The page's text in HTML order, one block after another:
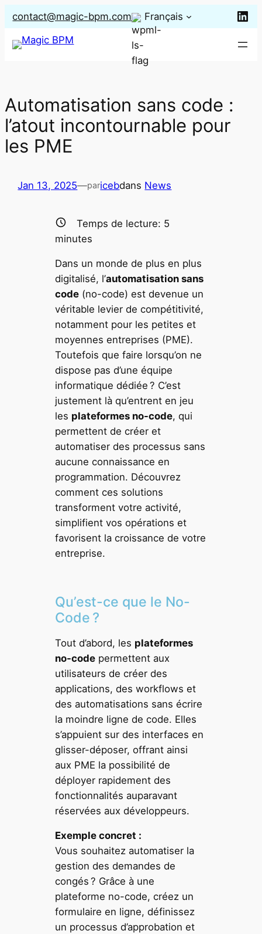
Aller
au
contenu
contact@magic-bpm.com Français
Automatisation sans code :
l’atout incontournable pour
les PME
Jan 13, 2025—paricebdans News
Temps de lecture: 5
minutes
Dans un monde de plus en plus
digitalisé, l’automatisation sans
code (no-code) est devenue un
véritable levier de compétitivité,
notamment pour les petites et
moyennes entreprises (PME).
Toutefois que faire lorsqu’on ne
dispose pas d’une équipe
informatique dédiée ? C’est
justement là qu’entrent en jeu
les plateformes no-code, qui
permettent de créer et
automatiser des processus sans
aucune connaissance en
programmation. Découvrez
comment ces solutions
transforment votre activité,
simplifient vos opérations et
favorisent la croissance de votre
entreprise.
Qu’est-ce que le No-
Code ?
Tout d’abord, les plateformes
no-code permettent aux
utilisateurs de créer des
applications, des workflows et
des automatisations sans écrire
la moindre ligne de code. Elles
s’appuient sur des interfaces en
glisser-déposer, offrant ainsi
aux PME la possibilité de
déployer rapidement des
fonctionnalités auparavant
réservées aux développeurs.
Exemple concret :
Vous souhaitez automatiser la
gestion des demandes de
congés ? Grâce à une
plateforme no-code, créez un
formulaire en ligne, définissez
un processus d’approbation et